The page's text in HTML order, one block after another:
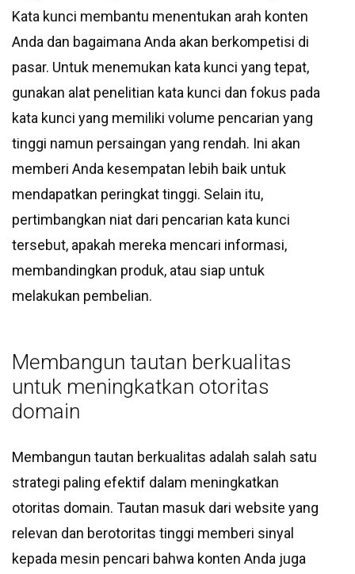
Kata kunci membantu menentukan arah konten
Anda dan bagaimana Anda akan berkompetisi di
pasar. Untuk menemukan kata kunci yang tepat,
gunakan alat penelitian kata kunci dan fokus pada
kata kunci yang memiliki volume pencarian yang
tinggi namun persaingan yang rendah. Ini akan
memberi Anda kesempatan lebih baik untuk
mendapatkan peringkat tinggi. Selain itu,
pertimbangkan niat dari pencarian kata kunci
tersebut, apakah mereka mencari informasi,
membandingkan produk, atau siap untuk
melakukan pembelian.
Membangun tautan berkualitas
untuk meningkatkan otoritas
domain
Membangun tautan berkualitas adalah salah satu
strategi paling efektif dalam meningkatkan
otoritas domain. Tautan masuk dari website yang
relevan dan berotoritas tinggi memberi sinyal
kepada mesin pencari bahwa konten Anda juga